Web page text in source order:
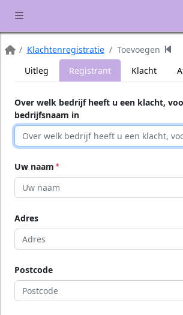
Beginpagina
Klachtenregistratie
Toevoegen
Uitleg
Registrant Klacht
Over welk bedrijf heeft u een klacht,
bedrijfsnaam in
Uw naam
Adres
Postcode